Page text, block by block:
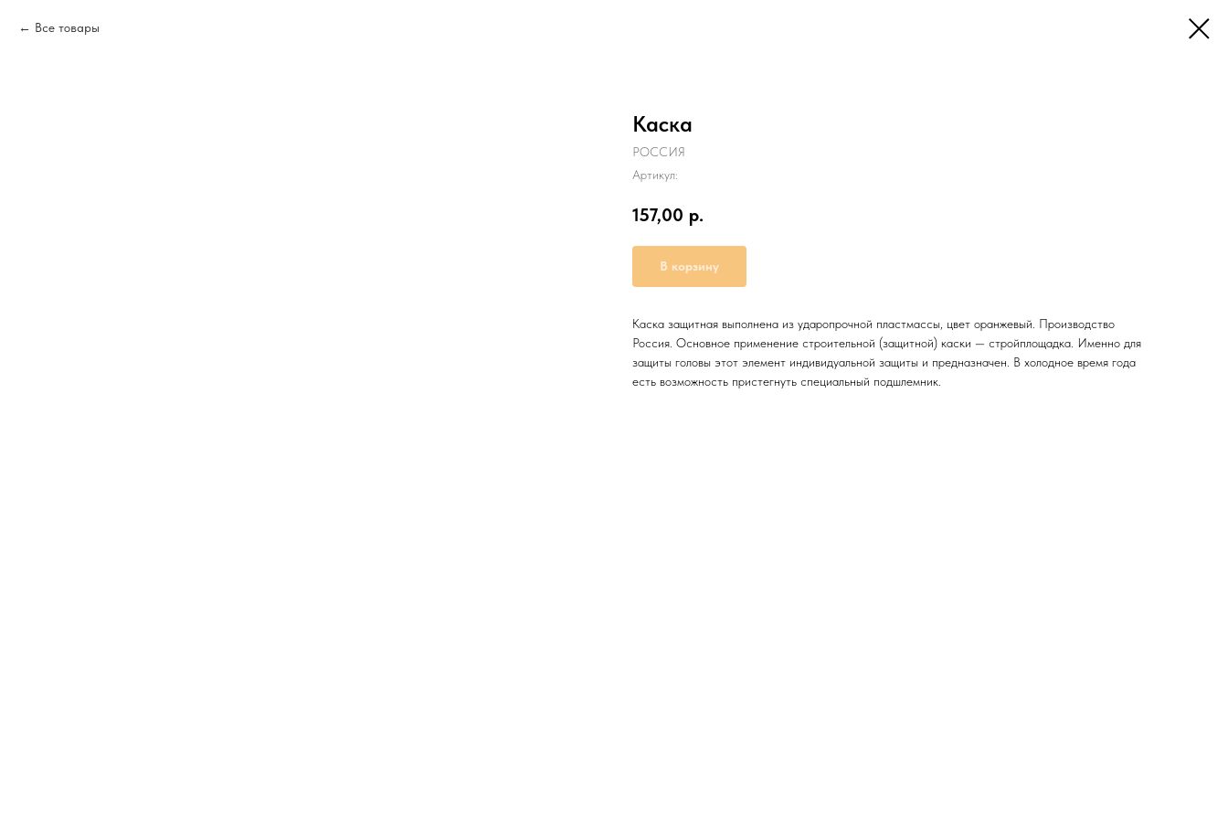
Все товары
Каска
РОССИЯ
Артикул:
157,00 р.
В корзину
Каска защитная выполнена из ударопрочной пластмассы, цвет оранжевый. Производство
Россия. Основное применение строительной (защитной) каски — стройплощадка. Именно для
защиты головы этот элемент индивидуальной защиты и предназначен. В холодное время года
есть возможность пристегнуть специальный подшлемник.